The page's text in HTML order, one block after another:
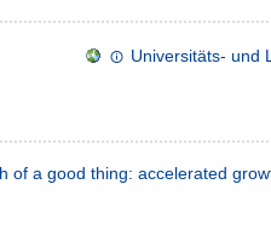
Universitäts- und
of a good thing: accelerated